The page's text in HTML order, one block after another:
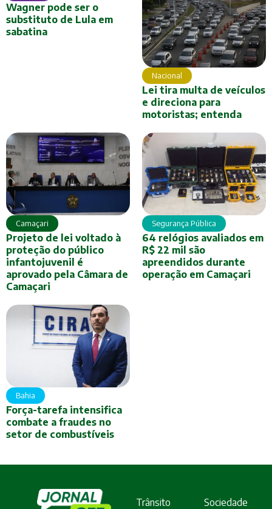
Wagner pode ser o
substituto de Lula em
sabatina
Nacional
Lei tira multa de veículos
e direciona para
motoristas; entenda
Camaçari
Projeto de lei voltado à
proteção do público
infantojuvenil é
aprovado pela Câmara de
Camaçari
Segurança Pública
64 relógios avaliados em
R$ 22 mil são
apreendidos durante
operação em Camaçari
Bahia
Força-tarefa intensifica
combate a fraudes no
setor de combustíveis
Trânsito Sociedade